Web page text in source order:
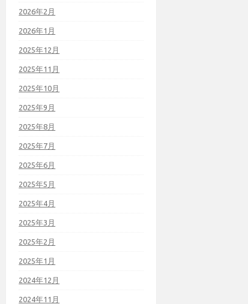
2026年2月
2026年1月
2025年12月
2025年11月
2025年10月
2025年9月
2025年8月
2025年7月
2025年6月
2025年5月
2025年4月
2025年3月
2025年2月
2025年1月
2024年12月
2024年11月